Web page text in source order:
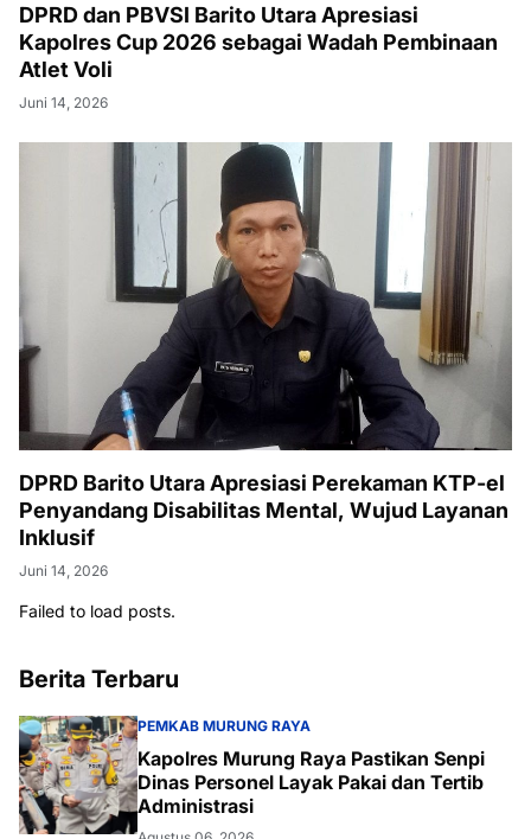
DPRD dan PBVSI Barito Utara Apresiasi
Kapolres Cup 2026 sebagai Wadah Pembinaan
Atlet Voli
Juni 14, 2026
DPRD Barito Utara Apresiasi Perekaman KTP-el
Penyandang Disabilitas Mental, Wujud Layanan
Inklusif
Juni 14, 2026
Failed to load posts.
Berita Terbaru
PEMKAB MURUNG RAYA
Kapolres Murung Raya Pastikan Senpi
Dinas Personel Layak Pakai dan Tertib
Administrasi